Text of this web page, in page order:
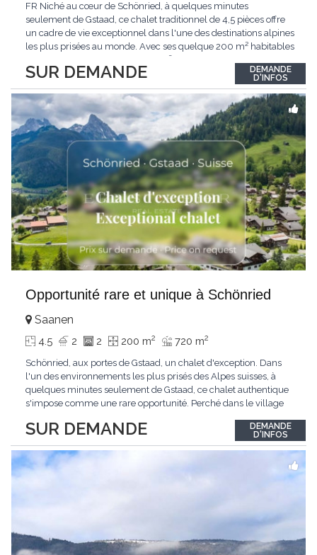
SUR DEMANDE
FR Niché au cœur de Schönried, à quelques minutes
seulement de Gstaad, ce chalet traditionnel de 4,5 pièces offre
un cadre de vie exceptionnel dans l'une des destinations alpines
les plus prisées au monde. Avec ses quelque 200 m² habitables
situation dominante offrant une vue dégagée sur le village de
Gstaad et les sommets...
DEMANDE
D'INFOS
Opportunité rare et unique à Schönried
SUR DEMANDE
Saanen
4.5 2 2 200 m2 720 m2
Schönried, aux portes de Gstaad, un chalet d'exception. Dans
l'un des environnements les plus prisés des Alpes suisses, à
quelques minutes seulement de Gstaad, ce chalet authentique
s'impose comme une rare opportunité. Perché dans le village
station et les sommets qui l'encadrent, un spectacle qui change
au fil des saisons. Avec...
DEMANDE
D'INFOS